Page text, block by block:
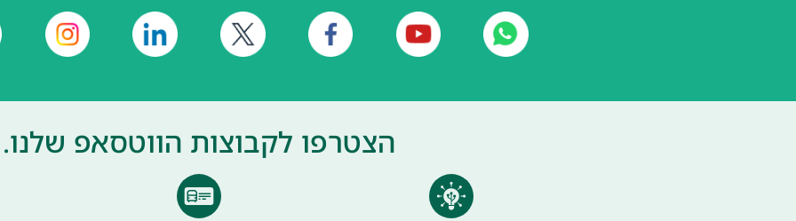
הצטרפו לקבוצות הווטסאפ שלנו.